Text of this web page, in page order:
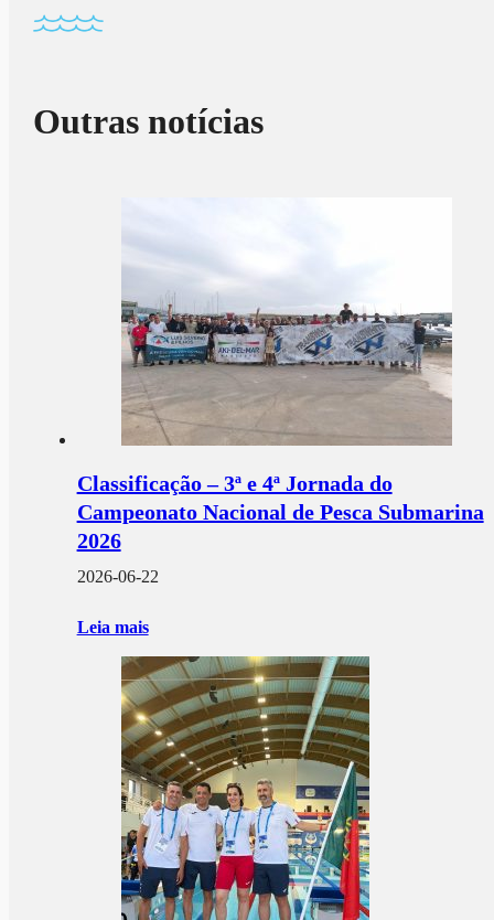
Outras notícias
Classificação – 3ª e 4ª Jornada do
Campeonato Nacional de Pesca Submarina
2026
2026-06-22
Leia mais